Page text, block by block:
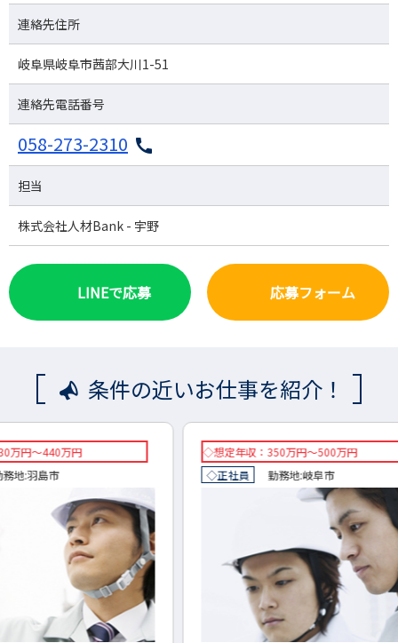
連絡先住所
岐阜県岐阜市茜部大川1-51
連絡先電話番号
058-273-2310
担当
株式会社人材Bank - 宇野
LINEで応募 応募フォーム
条件の近いお仕事を紹介！
◇想定年収：350万円～500万円
岐阜市